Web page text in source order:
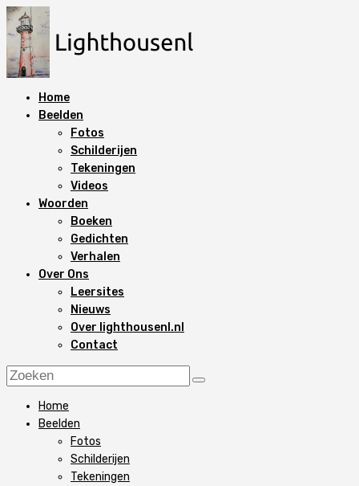
N
a
a
r
Home
Beelden
Fotos
Schilderijen
Tekeningen
Videos
Woorden
Boeken
Gedichten
Verhalen
Over Ons
Leersites
Nieuws
Over lighthousenl.nl
Contact
Home
Beelden
Fotos
Schilderijen
Tekeningen